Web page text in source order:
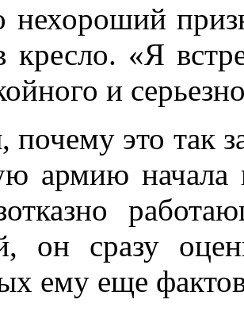
нехороший
кресло. «Я
и
почему это так
армию начала
он сразу
ему еще